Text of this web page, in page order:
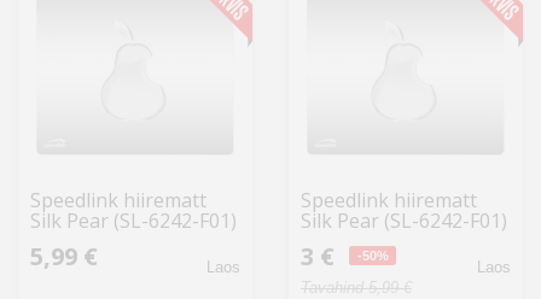
Speedlink hiirematt
Silk Pear (SL-6242-F01)
5,99 € Laos
Speedlink hiirematt
Silk Pear (SL-6242-F01)
(avatud pakend)
3 € -50%
Tavahind 5,99 €
Laos